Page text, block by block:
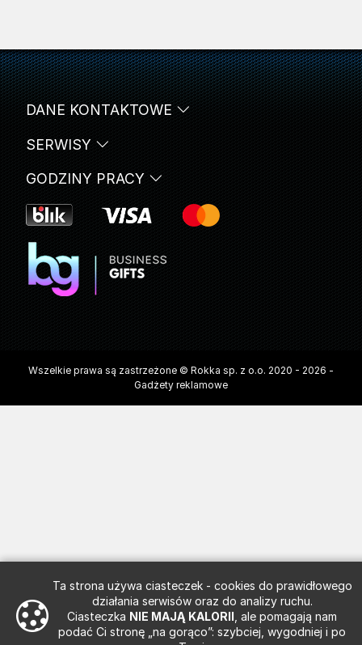
Ta strona używa ciasteczek - cookies do prawidłowego
działania serwisów oraz do analizy ruchu.
Ciasteczka NIE MAJĄ KALORII , ale pomagają nam
podać Ci stronę „na gorąco”: szybciej, wygodniej i po
SERWISY
DANE KONTAKTOWE
GODZINY PRACY
Wszelkie prawa są zastrzeżone © Rokka sp. z o.o. 2020 - 2026 -
Gadżety reklamowe